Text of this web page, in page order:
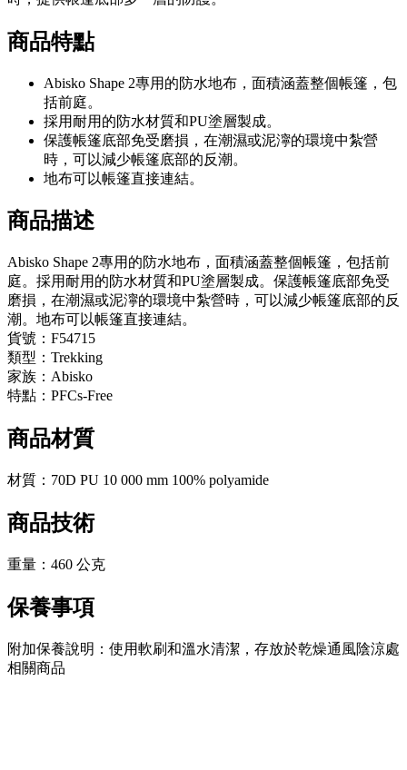
商品特點
Abisko Shape 2專用的防水地布，面積涵蓋整個帳篷，包
括前庭。
採用耐用的防水材質和PU塗層製成。
保護帳篷底部免受磨損，在潮濕或泥濘的環境中紮營
時，可以減少帳篷底部的反潮。
地布可以帳篷直接連結。
商品描述
Abisko Shape 2專用的防水地布，面積涵蓋整個帳篷，包括前
庭。採用耐用的防水材質和PU塗層製成。保護帳篷底部免受
磨損，在潮濕或泥濘的環境中紮營時，可以減少帳篷底部的反
潮。地布可以帳篷直接連結。
貨號：F54715
類型：Trekking
家族：Abisko
特點：PFCs-Free
商品材質
材質：70D PU 10 000 mm 100% polyamide
商品技術
重量：460 公克
保養事項
附加保養說明：使用軟刷和溫水清潔，存放於乾燥通風陰涼處
相關商品